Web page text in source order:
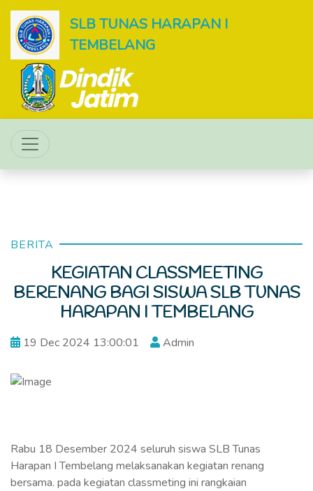
SLB TUNAS HARAPAN I
TEMBELANG
BERITA
KEGIATAN CLASSMEETING
BERENANG BAGI SISWA SLB TUNAS
HARAPAN I TEMBELANG
19 Dec 2024 13:00:01 Admin
Rabu 18 Desember 2024 seluruh siswa SLB Tunas
Harapan I Tembelang melaksanakan kegiatan renang
bersama. pada kegiatan classmeting ini rangkaian